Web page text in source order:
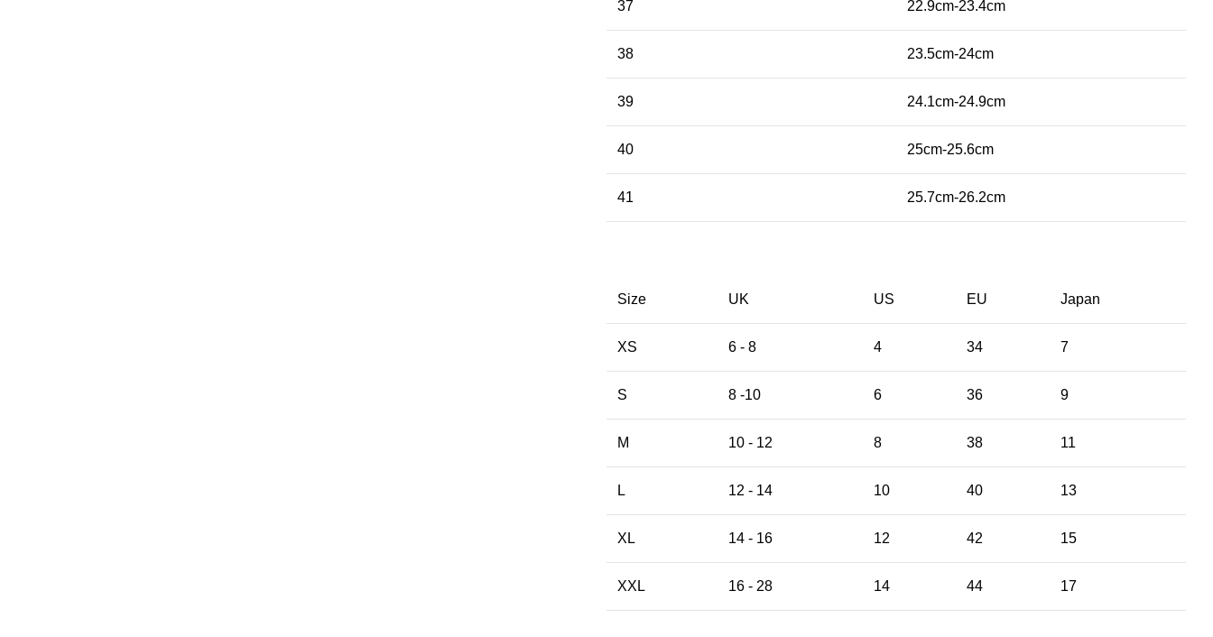
37 22.9cm-23.4cm
38 23.5cm-24cm
39 24.1cm-24.9cm
40 25cm-25.6cm
41 25.7cm-26.2cm
Size UK US EU Japan
XS 6 - 8 4 34 7
S 8 -10 6 36 9
M 10 - 12 8 38 11
L 12 - 14 10 40 13
XL 14 - 16 12 42 15
XXL 16 - 28 14 44 17